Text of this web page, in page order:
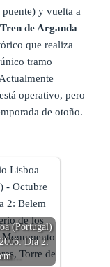
y vuelta a
Tren de Arganda
que realiza
tramo
operativo, pero
de otoño.
(Portugal)
Dia 2: